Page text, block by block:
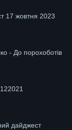
17 жовтня 2023
- До порохоботів
дайджест